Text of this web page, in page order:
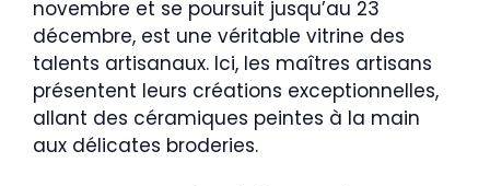
novembre et se poursuit jusqu’au 23
décembre, est une véritable vitrine des
talents artisanaux. Ici, les maîtres artisans
présentent leurs créations exceptionnelles,
allant des céramiques peintes à la main
aux délicates broderies.